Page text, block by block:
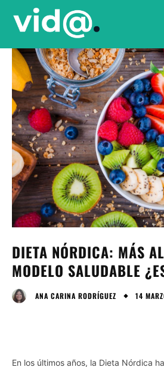
DIETA NÓRDICA: MÁS
MODELO SALUDABLE
ANA CARINA RODRÍGUEZ 14
En los últimos años, la Dieta Nórdica